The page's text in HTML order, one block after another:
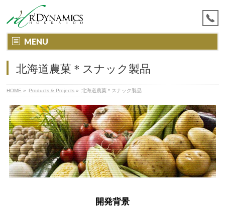
MENU
北海道農菓＊スナック製品
HOME » Products & Projects » 北海道農菓＊スナック製品
開発背景